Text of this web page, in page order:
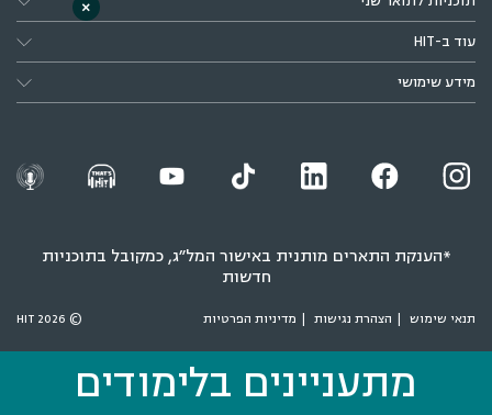
עוד ב-HIT
מידע שימושי
*הענקת התארים מותנית באישור המל״ג, כמקובל בתוכניות
חדשות
תנאי שימוש הצהרת נגישות מדיניות הפרטיות © 2026 HIT
מתעניינים בלימודים
מתעניינים בלימודים
×